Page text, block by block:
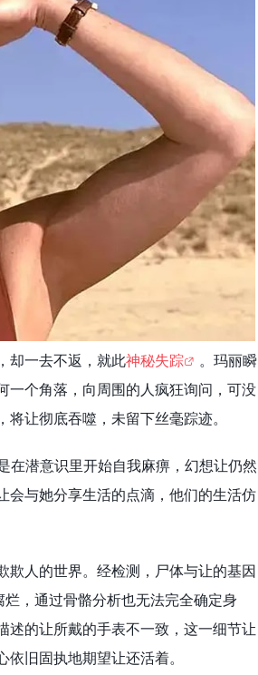
却一去不返，就此神秘失踪
。玛丽瞬
一个角落，向周围的人疯狂询问，可没
让彻底吞噬，未留下丝毫踪迹。
在潜意识里开始自我麻痹，幻想让仍然
会与她分享生活的点滴，他们的生活仿
欺人的世界。经检测，尸体与让的基因
，通过骨骼分析也无法完全确定身
述的让所戴的手表不一致，这一细节让
旧固执地期望让还活着。